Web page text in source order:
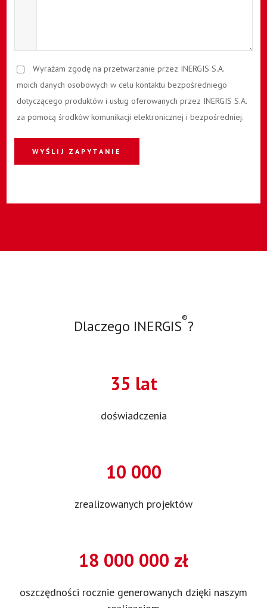
Wyrażam zgodę na przetwarzanie przez INERGIS S.A.
moich danych osobowych w celu kontaktu bezpośredniego
dotyczącego produktów i usług oferowanych przez INERGIS S.A.
za pomocą środków komunikacji elektronicznej i bezpośredniej.
WYŚLIJ ZAPYTANIE
Dlaczego INERGIS®?
35 lat
doświadczenia
10 000
zrealizowanych projektów
18 000 000 zł
oszczędności rocznie generowanych dzięki naszym